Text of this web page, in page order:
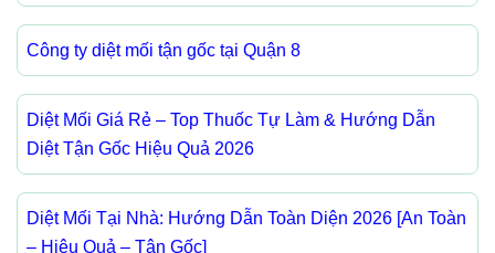
Công ty diệt mối tận gốc tại Quận 8
Diệt Mối Giá Rẻ – Top Thuốc Tự Làm & Hướng Dẫn
Diệt Tận Gốc Hiệu Quả 2026
Diệt Mối Tại Nhà: Hướng Dẫn Toàn Diện 2026 [An Toàn
– Hiệu Quả – Tận Gốc]